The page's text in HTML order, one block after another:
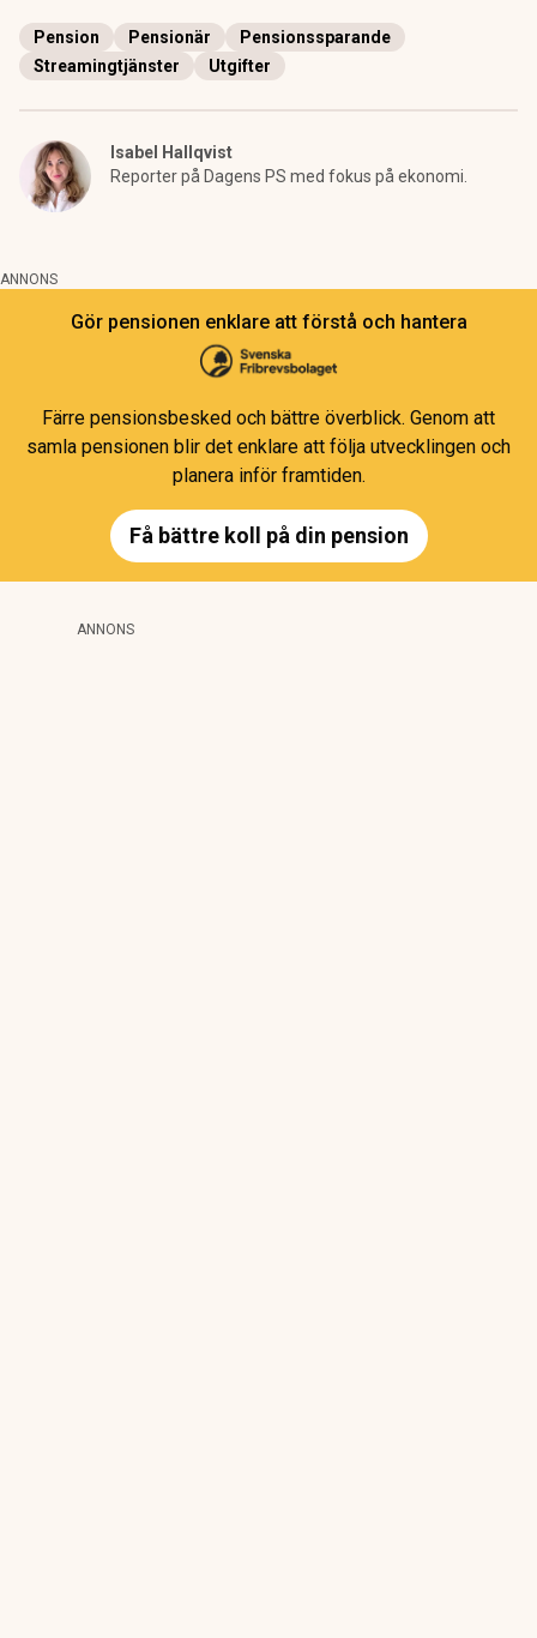
Pension Pensionär
Pensionssparande
Streamingtjänster
Utgifter
Isabel Hallqvist
Reporter på Dagens PS med fokus på ekonomi.
ANNONS
Gör pensionen enklare att förstå och hantera
Färre pensionsbesked och bättre överblick. Genom att
samla pensionen blir det enklare att följa utvecklingen och
planera inför framtiden.
Få bättre koll på din pension
ANNONS